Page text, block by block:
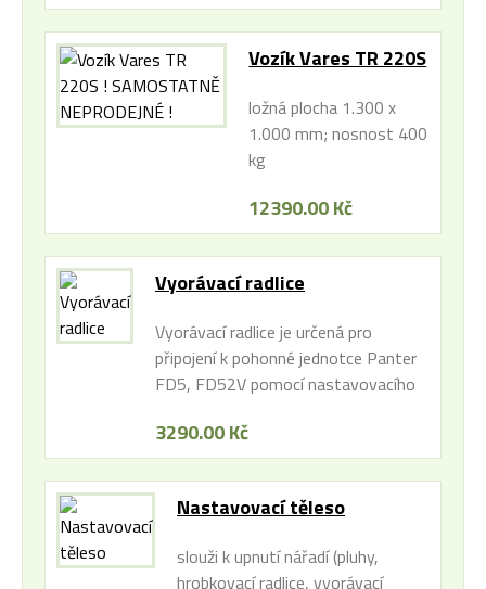
Vozík Vares TR 220S
NEPRODEJNÉ !
ložná plocha 1.300 x
1.000 mm; nosnost 400
kg
12390.00 Kč
Vyorávací radlice
Vyorávací radlice je určená pro
připojení k pohonné jednotce Panter
FD5, FD52V pomocí nastavovacího
3290.00 Kč
Nastavovací těleso
slouži k upnutí nářadí (pluhy,
hrobkovací radlice, vyorávací